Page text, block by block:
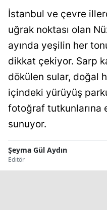
İstanbul ve çevre
uğrak noktası olan
ayında yeşilin her
dikkat çekiyor. Sarp
dökülen sular, doğal
içindeki yürüyüş
fotoğraf tutkunlarına
sunuyor.
Şeyma Gül Aydın
Editör